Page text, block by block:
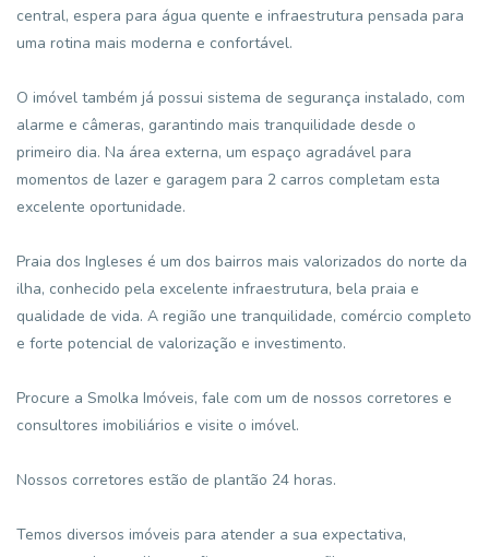
central, espera para água quente e infraestrutura pensada para
uma rotina mais moderna e confortável.
O imóvel também já possui sistema de segurança instalado, com
alarme e câmeras, garantindo mais tranquilidade desde o
primeiro dia. Na área externa, um espaço agradável para
momentos de lazer e garagem para 2 carros completam esta
excelente oportunidade.
Praia dos Ingleses é um dos bairros mais valorizados do norte da
ilha, conhecido pela excelente infraestrutura, bela praia e
qualidade de vida. A região une tranquilidade, comércio completo
e forte potencial de valorização e investimento.
Procure a Smolka Imóveis, fale com um de nossos corretores e
consultores imobiliários e visite o imóvel.
Nossos corretores estão de plantão 24 horas.
Temos diversos imóveis para atender a sua expectativa,